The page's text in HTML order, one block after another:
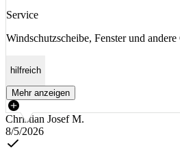
Service
Windschutzscheibe, Fenster und andere
hilfreich
Mehr anzeigen
Christian Josef M.
8/5/2026